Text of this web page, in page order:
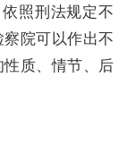
照刑法规定不
院可以作出不
质、情节、后